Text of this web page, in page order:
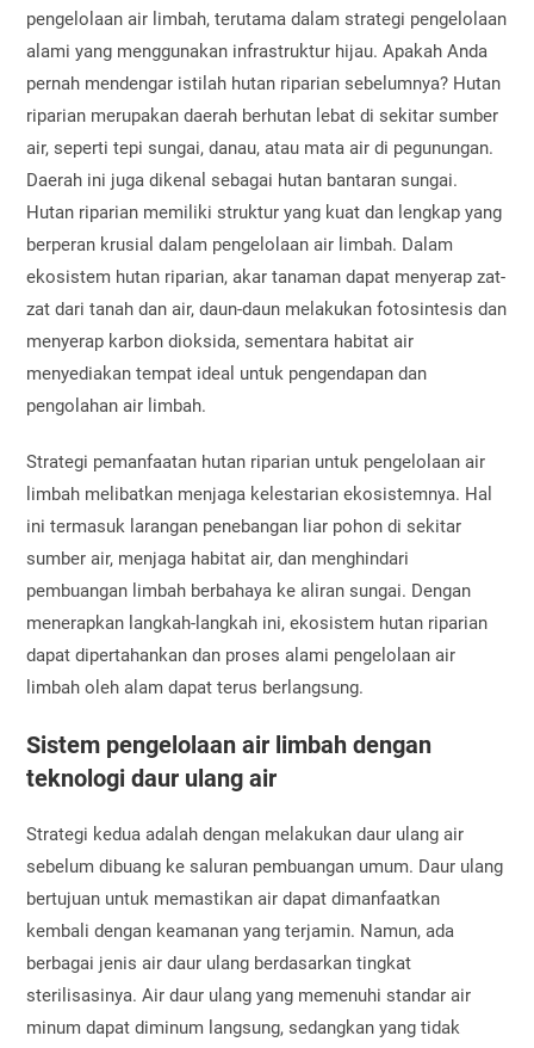
pengelolaan air limbah, terutama dalam strategi pengelolaan
alami yang menggunakan infrastruktur hijau. Apakah Anda
pernah mendengar istilah hutan riparian sebelumnya? Hutan
riparian merupakan daerah berhutan lebat di sekitar sumber
air, seperti tepi sungai, danau, atau mata air di pegunungan.
Daerah ini juga dikenal sebagai hutan bantaran sungai.
Hutan riparian memiliki struktur yang kuat dan lengkap yang
berperan krusial dalam pengelolaan air limbah. Dalam
ekosistem hutan riparian, akar tanaman dapat menyerap zat-
zat dari tanah dan air, daun-daun melakukan fotosintesis dan
menyerap karbon dioksida, sementara habitat air
menyediakan tempat ideal untuk pengendapan dan
pengolahan air limbah.
Strategi pemanfaatan hutan riparian untuk pengelolaan air
limbah melibatkan menjaga kelestarian ekosistemnya. Hal
ini termasuk larangan penebangan liar pohon di sekitar
sumber air, menjaga habitat air, dan menghindari
pembuangan limbah berbahaya ke aliran sungai. Dengan
menerapkan langkah-langkah ini, ekosistem hutan riparian
dapat dipertahankan dan proses alami pengelolaan air
limbah oleh alam dapat terus berlangsung.
Sistem pengelolaan air limbah dengan
teknologi daur ulang air
Strategi kedua adalah dengan melakukan daur ulang air
sebelum dibuang ke saluran pembuangan umum. Daur ulang
bertujuan untuk memastikan air dapat dimanfaatkan
kembali dengan keamanan yang terjamin. Namun, ada
berbagai jenis air daur ulang berdasarkan tingkat
sterilisasinya. Air daur ulang yang memenuhi standar air
minum dapat diminum langsung, sedangkan yang tidak